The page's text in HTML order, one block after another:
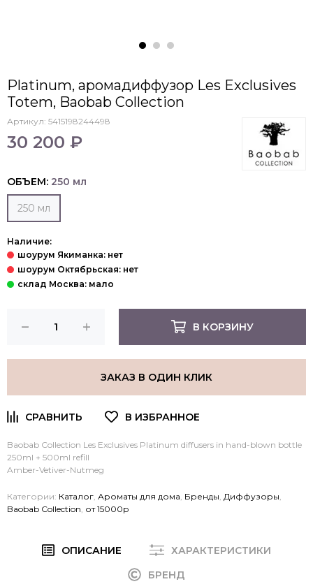
Platinum, аромадиффузор Les Exclusives
Totem, Baobab Collection
Артикул: 5415198244498
30 200 ₽
ОБЪЕМ: 250 мл
250 мл
Наличие:
В КОРЗИНУ
ЗАКАЗ В ОДИН КЛИК
Baobab Collection Les Exclusives Platinum diffusers in hand-blown bottle
250ml + 500ml refill
Amber-Vetiver-Nutmeg
Категории: Каталог Ароматы для дома Бренды Диффузоры
Baobab Collection от 15000р
ОПИСАНИЕ
ХАРАКТЕРИСТИКИ
БРЕНД